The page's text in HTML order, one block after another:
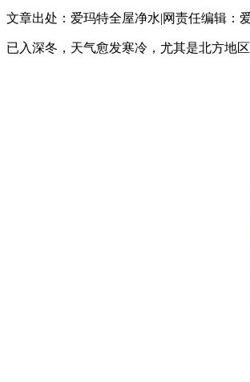
文章出处：爱玛特全屋净水|网责任编辑：
已入深冬，天气愈发寒冷，尤其是北方地